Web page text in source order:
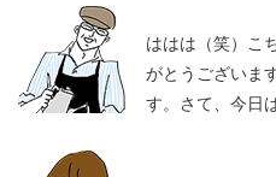
ははは（笑）こ
がとうございま
す。さて、今日